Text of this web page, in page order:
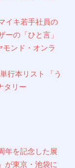
イキ若手社員の
の「ひと言」
モンド・オンラ
行本リスト 「う
タリー
年を記念した展
が東京・池袋に